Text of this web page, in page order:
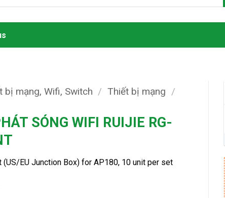
bị mạng, Wifi, Switch / Thiết bị mạng /
SÓNG WIFI RUIJIE RG-
(US/EU Junction Box) for AP180, 10 unit per set